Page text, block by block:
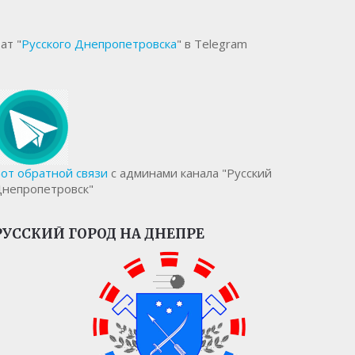
"Русского Днепропетровска" в Telegram
обратной связи с админами канала "Русский
ГОРОД НА ДНЕПРЕ